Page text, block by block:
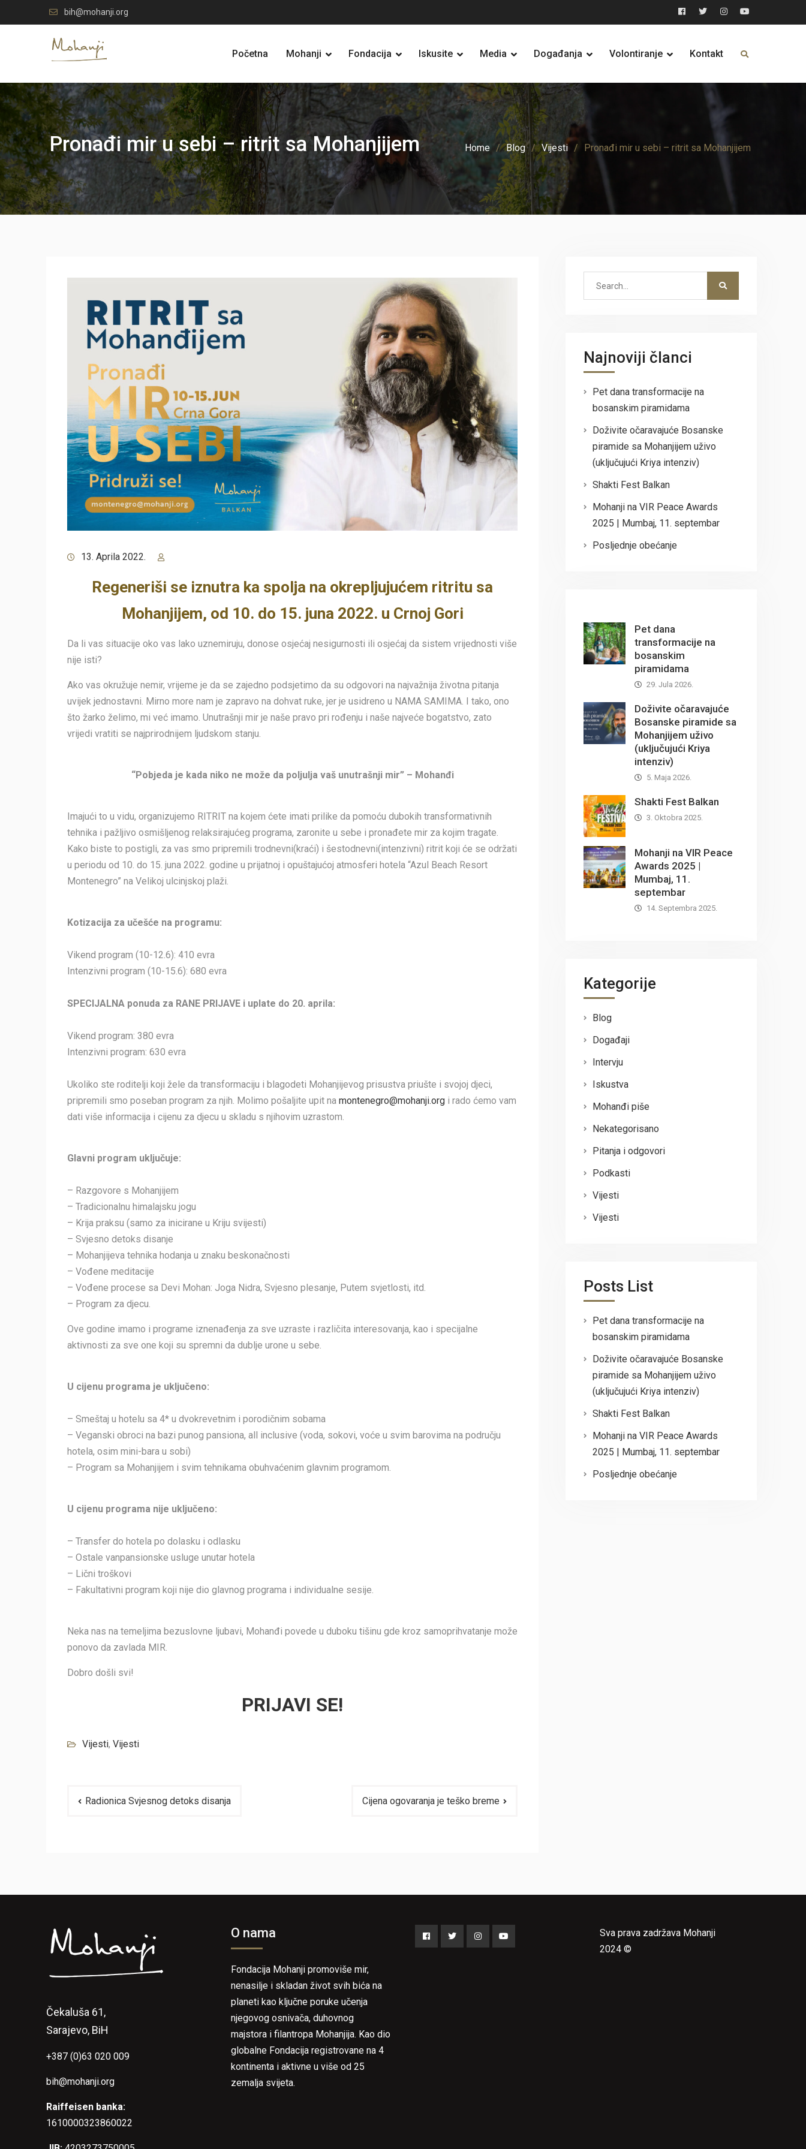
to
bih@mohanji.org
Facebook
TwitterInstagram
YouTube
Početna Mohanji Fondacija Iskusite Media Događanja Volontiranje Kontakt
Pronađi mir u sebi – ritrit sa Mohanjijem Home Blog Vijesti Pronađi mir u sebi – ritrit sa Mohanjijem
13. Aprila 2022.
Regeneriši se iznutra ka spolja na okrepljujućem ritritu sa
Mohanjijem, od 10. do 15. juna 2022. u Crnoj Gori
Da li vas situacije oko vas lako uznemiruju, donose osjećaj nesigurnosti ili osjećaj da sistem vrijednosti više
nije isti?
Ako vas okružuje nemir, vrijeme je da se zajedno podsjetimo da su odgovori na najvažnija životna pitanja
uvijek jednostavni. Mirno more nam je zapravo na dohvat ruke, jer je usidreno u NAMA SAMIMA. I tako, ono
što žarko želimo, mi već imamo. Unutrašnji mir je naše pravo pri rođenju i naše najveće bogatstvo, zato
vrijedi vratiti se najprirodnijem ljudskom stanju.
“Pobjeda je kada niko ne može da poljulja vaš unutrašnji mir” – Mohanđi
Imajući to u vidu, organizujemo RITRIT na kojem ćete imati prilike da pomoću dubokih transformativnih
tehnika i pažljivo osmišljenog relaksirajućeg programa, zaronite u sebe i pronađete mir za kojim tragate.
Kako biste to postigli, za vas smo pripremili trodnevni(kraći) i šestodnevni(intenzivni) ritrit koji će se održati
u periodu od 10. do 15. juna 2022. godine u prijatnoj i opuštajućoj atmosferi hotela “Azul Beach Resort
Montenegro” na Velikoj ulcinjskoj plaži.
Kotizacija za učešće na programu:
Vikend program (10-12.6): 410 evra
Intenzivni program (10-15.6): 680 evra
SPECIJALNA ponuda za RANE PRIJAVE i uplate do 20. aprila:
Vikend program: 380 evra
Intenzivni program: 630 evra
Ukoliko ste roditelji koji žele da transformaciju i blagodeti Mohanjijevog prisustva priušte i svojoj djeci,
pripremili smo poseban program za njih. Molimo pošaljite upit na montenegro@mohanji.org i rado ćemo vam
dati više informacija i cijenu za djecu u skladu s njihovim uzrastom.
Glavni program uključuje:
– Razgovore s Mohanjijem
– Tradicionalnu himalajsku jogu
– Krija praksu (samo za inicirane u Kriju svijesti)
– Svjesno detoks disanje
– Mohanjijeva tehnika hodanja u znaku beskonačnosti
– Vođene meditacije
– Vođene procese sa Devi Mohan: Joga Nidra, Svjesno plesanje, Putem svjetlosti, itd.
– Program za djecu.
Ove godine imamo i programe iznenađenja za sve uzraste i različita interesovanja, kao i specijalne
aktivnosti za sve one koji su spremni da dublje urone u sebe.
U cijenu programa je uključeno:
– Smeštaj u hotelu sa 4* u dvokrevetnim i porodičnim sobama
– Veganski obroci na bazi punog pansiona, all inclusive (voda, sokovi, voće u svim barovima na području
hotela, osim mini-bara u sobi)
– Program sa Mohanjijem i svim tehnikama obuhvaćenim glavnim programom.
U cijenu programa nije uključeno:
– Transfer do hotela po dolasku i odlasku
– Ostale vanpansionske usluge unutar hotela
– Lični troškovi
– Fakultativni program koji nije dio glavnog programa i individualne sesije.
Neka nas na temeljima bezuslovne ljubavi, Mohanđi povede u duboku tišinu gde kroz samoprihvatanje može
ponovo da zavlada MIR.
Dobro došli svi!
PRIJAVI SE!
Vijesti, Vijesti
Navigacija
Radionica Svjesnog detoks disanja Cijena ogovaranja je teško breme
Najnoviji članci
Pet dana transformacije na
bosanskim piramidama
Doživite očaravajuće Bosanske
piramide sa Mohanjijem uživo
(uključujući Kriya intenziv)
Shakti Fest Balkan
Mohanji na VIR Peace Awards
2025 | Mumbaj, 11. septembar
Posljednje obećanje
Pet dana
transformacije na
bosanskim
piramidama
29. Jula 2026.
Doživite očaravajuće
Bosanske piramide sa
Mohanjijem uživo
(uključujući Kriya
intenziv)
5. Maja 2026.
Shakti Fest Balkan
3. Oktobra 2025.
Mohanji na VIR Peace
Awards 2025 |
Mumbaj, 11.
septembar
14. Septembra 2025.
Kategorije
Blog
Događaji
Intervju
Iskustva
Mohanđi piše
Nekategorisano
Pitanja i odgovori
Podkasti
Vijesti
Vijesti
Posts List
Pet dana transformacije na
bosanskim piramidama
Doživite očaravajuće Bosanske
piramide sa Mohanjijem uživo
(uključujući Kriya intenziv)
Shakti Fest Balkan
Mohanji na VIR Peace Awards
2025 | Mumbaj, 11. septembar
Posljednje obećanje
Čekaluša 61,
Sarajevo, BiH
+387 (0)63 020 009
bih@mohanji.org
Raiffeisen banka:
1610000323860022
O nama
Fondacija Mohanji promoviše mir,
nenasilje i skladan život svih bića na
planeti kao ključne poruke učenja
njegovog osnivača, duhovnog
majstora i filantropa Mohanjija. Kao dio
globalne Fondacija registrovane na 4
kontinenta i aktivne u više od 25
zemalja svijeta.
Sva prava zadržava Mohanji
2024 ©